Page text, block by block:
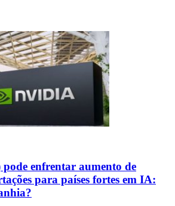
enfrentar aumento de
para países fortes em IA: